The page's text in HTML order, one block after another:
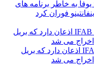
به خاطر برنامه های
فوران کرد
فاش شدن اشتباه جام جهانی! IFAB اذعان دارد که بریل
اخراج می شد